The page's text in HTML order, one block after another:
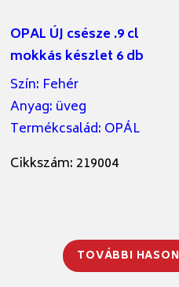
OPAL ÚJ csésze .9 cl
mokkás készlet 6 db
Szín: Fehér
Anyag: üveg
Termékcsalád: OPÁL
Cikkszám: 219004
TOVÁBBI